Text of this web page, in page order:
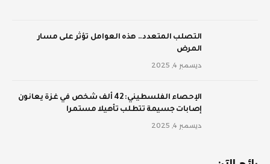
‫التصلب المتعدد.. هذه العوامل تؤثر على مسار
المرض
ديسمبر 4, 2025
الإحصاء الفلسطيني: 42 ألف شخص في غزة يعانون
إصابات جسيمة تتطلب تأهيلا مستمرا
ديسمبر 4, 2025